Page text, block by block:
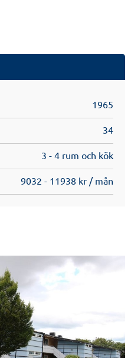
1965
34
3 - 4 rum och kök
9032 - 11938 kr / mån